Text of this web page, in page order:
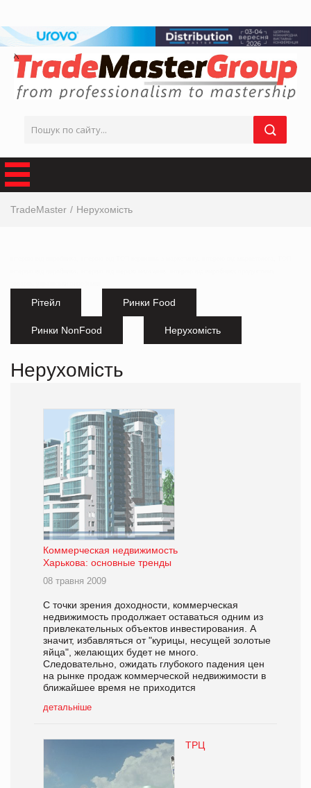
TradeMaster Нерухомість
Рітейл Ринки Food
Ринки NonFood Нерухомість
Нерухомість
Коммерческая недвижимость
Харькова: основные тренды
08 травня 2009
С точки зрения доходности, коммерческая
недвижимость продолжает оставаться одним из
привлекательных объектов инвестирования. А
значит, избавляться от "курицы, несущей золотые
яйца", желающих будет не много.
Следовательно, ожидать глубокого падения цен
на рынке продаж коммерческой недвижимости в
ближайшее время не приходится
детальніше
ТРЦ